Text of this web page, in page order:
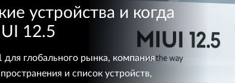
устройства и когда
12.5
для глобального рынка, компания
и список устройств,